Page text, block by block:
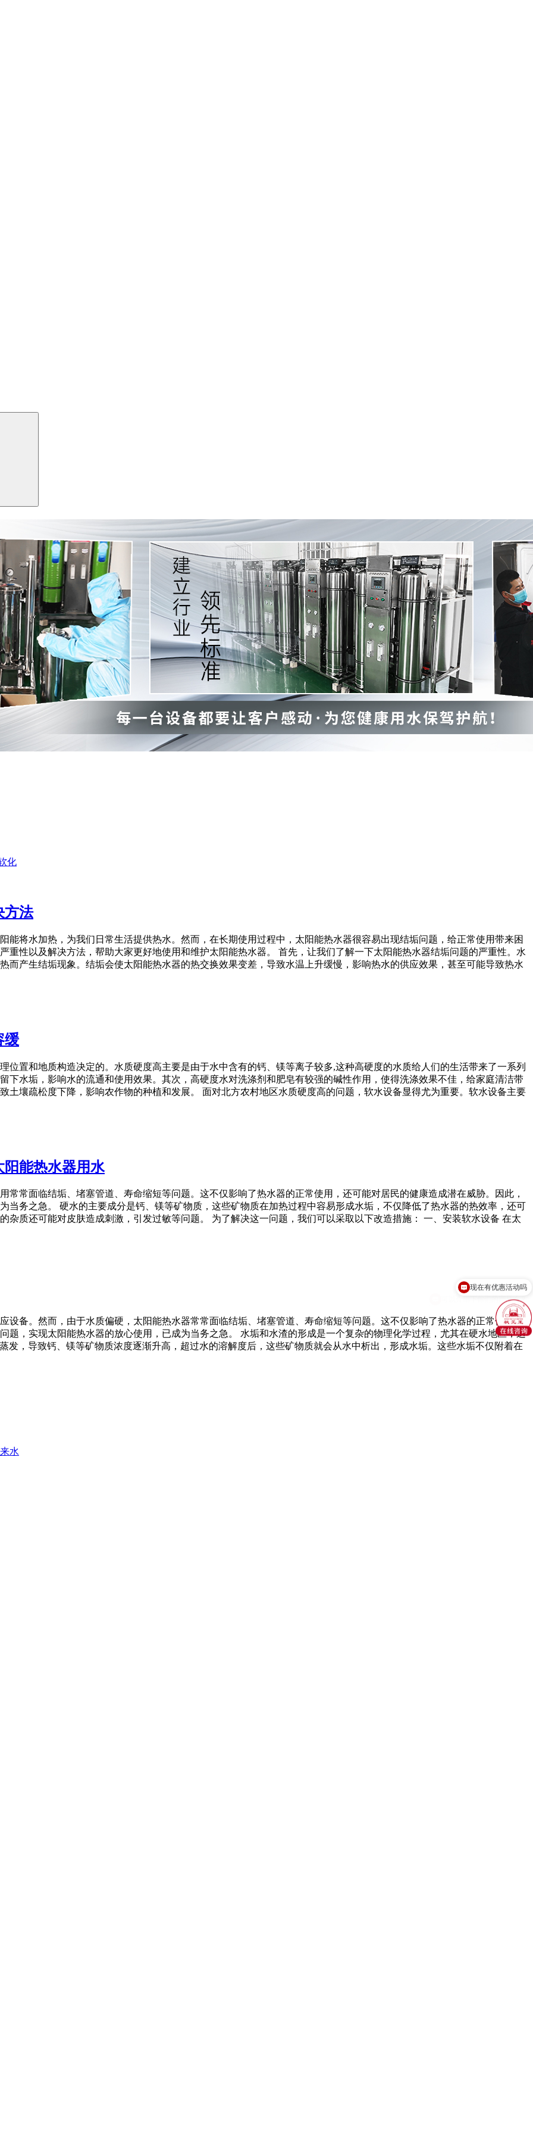
化
方法
能将水加热，为我们日常生活提供热水。然而，在长期使用过程中，太阳能热水器很容易出现结垢问题，给正常使用带来困
重性以及解决方法，帮助大家更好地使用和维护太阳能热水器。 首先，让我们了解一下太阳能热水器结垢问题的严重性。水
而产生结垢现象。结垢会使太阳能热水器的热交换效果变差，导致水温上升缓慢，影响热水的供应效果，甚至可能导致热水
缓
位置和地质构造决定的。水质硬度高主要是由于水中含有的钙、镁等离子较多,这种高硬度的水质给人们的生活带来了一系列
下水垢，影响水的流通和使用效果。其次，高硬度水对洗涤剂和肥皂有较强的碱性作用，使得洗涤效果不佳，给家庭清洁带
土壤疏松度下降，影响农作物的种植和发展。 面对北方农村地区水质硬度高的问题，软水设备显得尤为重要。软水设备主要
能热水器用水
常常面临结垢、堵塞管道、寿命缩短等问题。这不仅影响了热水器的正常使用，还可能对居民的健康造成潜在威胁。因此，
当务之急。 硬水的主要成分是钙、镁等矿物质，这些矿物质在加热过程中容易形成水垢，不仅降低了热水器的热效率，还可
杂质还可能对皮肤造成刺激，引发过敏等问题。 为了解决这一问题，我们可以采取以下改造措施： 一、安装软水设备 在太
设备。然而，由于水质偏硬，太阳能热水器常常面临结垢、堵塞管道、寿命缩短等问题。这不仅影响了热水器的正常使用，
题，实现太阳能热水器的放心使用，已成为当务之急。 水垢和水渣的形成是一个复杂的物理化学过程，尤其在硬水地区，这
发，导致钙、镁等矿物质浓度逐渐升高，超过水的溶解度后，这些矿物质就会从水中析出，形成水垢。这些水垢不仅附着在
水
可以介绍下你们的产品么？